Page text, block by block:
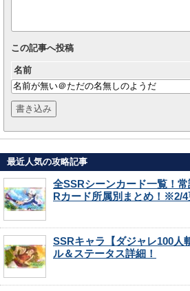
この記事へ投稿
名前
最近人気の攻略記事
全SSRシーンカード一覧！
Rカード所属別まとめ！※2/4
SSRキャラ【ダジャレ100人
ル＆ステータス詳細！